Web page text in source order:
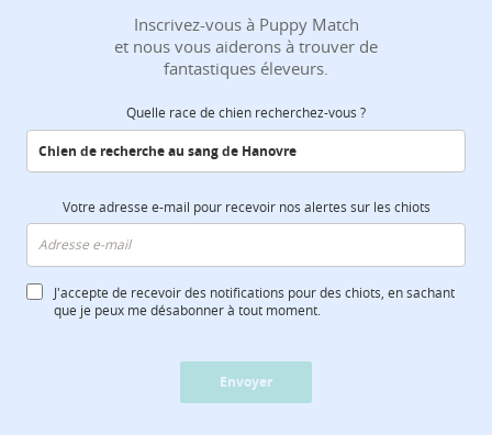
Inscrivez-vous à Puppy Match
et nous vous aiderons à trouver de
fantastiques éleveurs.
Quelle race de chien recherchez-vous ?
Votre adresse e-mail pour recevoir nos alertes sur les chiots
J'accepte de recevoir des notifications pour des chiots, en sachant
que je peux me désabonner à tout moment.
Envoyer